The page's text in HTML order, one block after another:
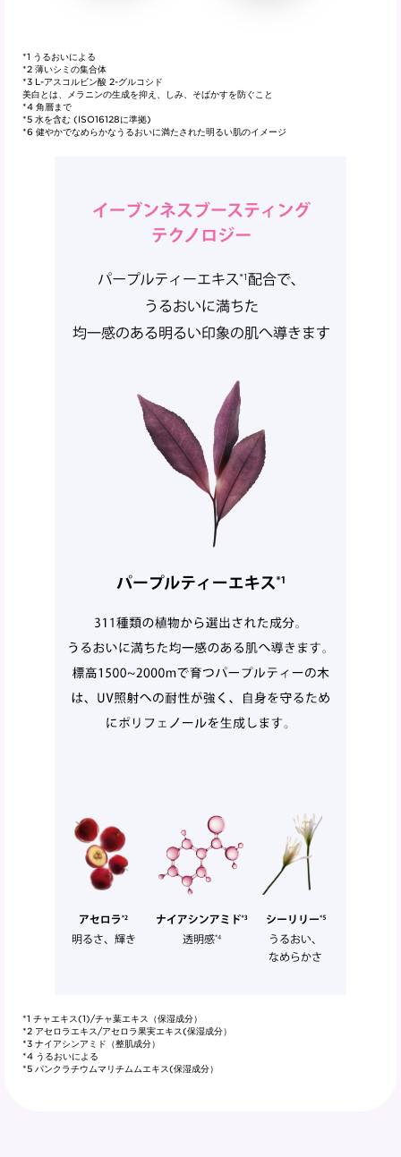
*1 うるおいによる
*2 薄いシミの集合体
*3 L-アスコルビン酸 2-グルコシド
美白とは、メラニンの生成を抑え、しみ、そばかすを防ぐこと
*4 角層まで
*5 水を含む (ISO16128に準拠)
*6 健やかでなめらかなうるおいに満たされた明るい肌のイメージ
*1 チャエキス(1)/チャ葉エキス（保湿成分）
*2 アセロラエキス/アセロラ果実エキス(保湿成分）
*3 ナイアシンアミド（整肌成分）
*4 うるおいによる
*5 パンクラチウムマリチムムエキス(保湿成分）